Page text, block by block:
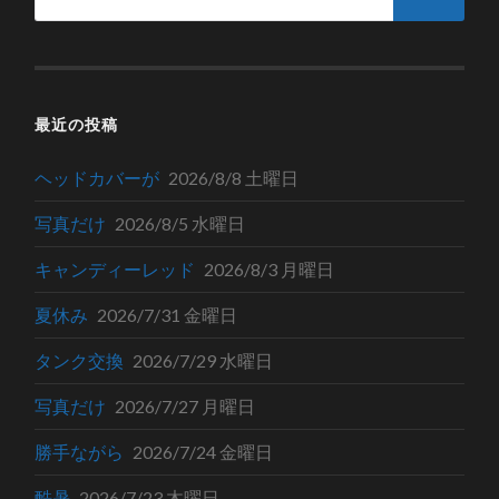
最近の投稿
ヘッドカバーが 2026/8/8 土曜日
写真だけ 2026/8/5 水曜日
キャンディーレッド 2026/8/3 月曜日
夏休み 2026/7/31 金曜日
タンク交換 2026/7/29 水曜日
写真だけ 2026/7/27 月曜日
勝手ながら 2026/7/24 金曜日